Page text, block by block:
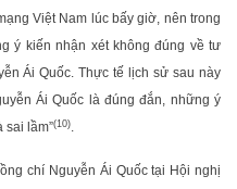
Việt Nam lúc bấy giờ, nên trong
ý kiến nhận xét không đúng về tư
Ái Quốc. Thực tế lịch sử sau này
Ái Quốc là đúng đắn, những ý
sai lầm”(10).
chí Nguyễn Ái Quốc tại Hội nghị